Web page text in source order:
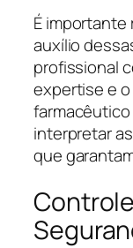
É importante
auxílio
profissional
expertise e
interpretar
que